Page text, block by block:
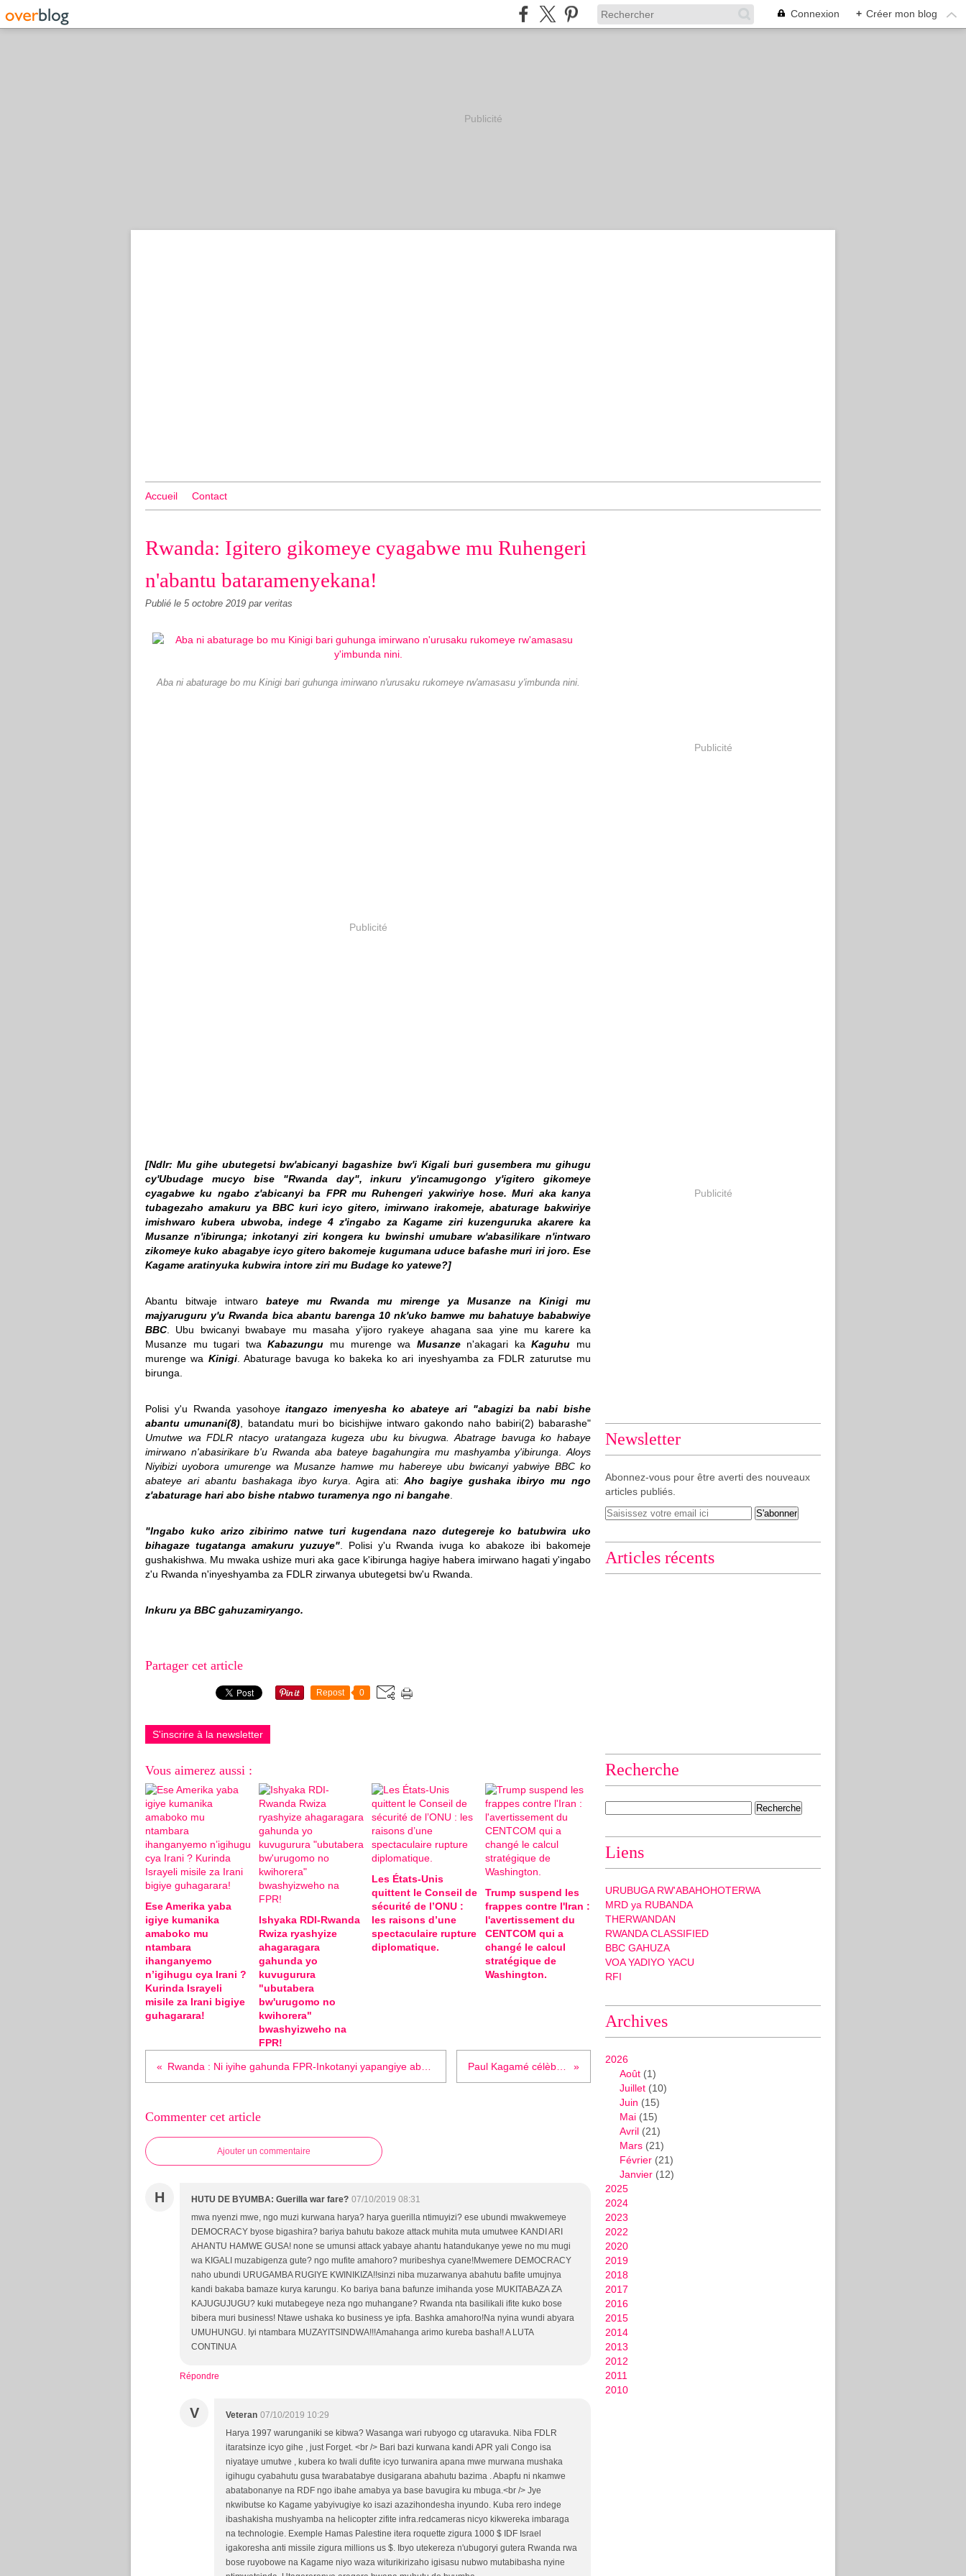
Connexion + Créer mon blog
Publicité
Accueil Contact
Rwanda: Igitero gikomeye cyagabwe mu Ruhengeri
n'abantu bataramenyekana!
Publié le 5 octobre 2019 par veritas
Aba ni abaturage bo mu Kinigi bari guhunga imirwano n'urusaku rukomeye rw'amasasu y'imbunda nini.
Publicité
[Ndlr: Mu gihe ubutegetsi bw'abicanyi bagashize bw'i Kigali buri gusembera mu gihugu
cy'Ubudage mucyo bise "Rwanda day", inkuru y'incamugongo y'igitero gikomeye
cyagabwe ku ngabo z'abicanyi ba FPR mu Ruhengeri yakwiriye hose. Muri aka kanya
tubagezaho amakuru ya BBC kuri icyo gitero, imirwano irakomeje, abaturage bakwiriye
imishwaro kubera ubwoba, indege 4 z'ingabo za Kagame ziri kuzenguruka akarere ka
Musanze n'ibirunga; inkotanyi ziri kongera ku bwinshi umubare w'abasilikare n'intwaro
zikomeye kuko abagabye icyo gitero bakomeje kugumana uduce bafashe muri iri joro. Ese
Kagame aratinyuka kubwira intore ziri mu Budage ko yatewe?]
Abantu bitwaje intwaro bateye mu Rwanda mu mirenge ya Musanze na Kinigi mu
majyaruguru y'u Rwanda bica abantu barenga 10 nk'uko bamwe mu bahatuye bababwiye
BBC. Ubu bwicanyi bwabaye mu masaha y'ijoro ryakeye ahagana saa yine mu karere ka
Musanze mu tugari twaKabazungu mu murenge wa Musanze n'akagari ka Kaguhu mu
murenge wa Kinigi. Abaturage bavuga ko bakeka ko ari inyeshyamba za FDLR zaturutse mu
birunga.
Polisi y'u Rwanda yasohoyeitangazo imenyesha ko abateye ari "abagizi ba nabi bishe
abantu umunani(8) , batandatu muri bo bicishijwe intwaro gakondo naho babiri(2) babarashe"
Umutwe wa FDLR ntacyo uratangaza kugeza ubu ku bivugwa. Abatrage bavuga ko habaye
imirwano n'abasirikare b'u Rwanda aba bateye bagahungira mu mashyamba y'ibirunga .Aloys
Niyibizi uyobora umurenge wa Musanze hamwe mu habereye ubu bwicanyi yabwiye BBC ko
abateye ari abantu bashakaga ibyo kurya . Agira ati: Aho bagiye gushaka ibiryo mu ngo
z'abaturage hari abo bishe ntabwo turamenya ngo ni bangahe
"Ingabo kuko arizo zibirimo natwe turi kugendana nazo dutegereje ko batubwira uko
bihagaze tugatanga amakuru yuzuye". Polisi y'u Rwanda ivuga ko abakoze ibi bakomeje
gushakishwa. Mu mwaka ushize muri aka gace k'ibirunga hagiye habera imirwano hagati y'ingabo
z'u Rwanda n'inyeshyamba za FDLR zirwanya ubutegetsi bw'u Rwanda.
Inkuru ya BBC gahuzamiryango.
Partager cet article
Repost 0
S'inscrire à la newsletter
Vous aimerez aussi :
Ese Amerika yaba
igiye kumanika
amaboko mu
ntambara
ihanganyemo
n’igihugu cya Irani ?
Kurinda Israyeli
misile za Irani bigiye
guhagarara!
Ishyaka RDI-Rwanda
Rwiza ryashyize
ahagaragara
gahunda yo
kuvugurura
"ubutabera
bw'urugomo no
kwihorera"
bwashyizweho na
FPR!
Les États-Unis
quittent le Conseil de
sécurité de l’ONU :
les raisons d’une
spectaculaire rupture
diplomatique.
Trump suspend les
frappes contre l'Iran :
l'avertissement du
CENTCOM qui a
changé le calcul
stratégique de
Washington.
Paul Kagamé célèbre le "Rwanda-Day" à Bonn
Commenter cet article
Ajouter un commentaire
H HUTU DE BYUMBA: Guerilla war fare? 07/10/2019 08:31
mwa nyenzi mwe, ngo muzi kurwana harya? harya guerilla ntimuyizi? ese ubundi mwakwemeye
DEMOCRACY byose bigashira? bariya bahutu bakoze attack muhita muta umutwee KANDI ARI
AHANTU HAMWE GUSA! none se umunsi attack yabaye ahantu hatandukanye yewe no mu mugi
wa KIGALI muzabigenza gute? ngo mufite amahoro? muribeshya cyane!Mwemere DEMOCRACY
naho ubundi URUGAMBA RUGIYE KWINIKIZA!!sinzi niba muzarwanya abahutu bafite umujnya
kandi bakaba bamaze kurya karungu. Ko bariya bana bafunze imihanda yose MUKITABAZA ZA
KAJUGUJUGU? kuki mutabegeye neza ngo muhangane? Rwanda nta basilikali ifite kuko bose
bibera muri business! Ntawe ushaka ko business ye ipfa. Bashka amahoro!Na nyina wundi abyara
UMUHUNGU. Iyi ntambara MUZAYITSINDWA!!!Amahanga arimo kureba basha!! A LUTA
CONTINUA
Répondre
V Veteran 07/10/2019 10:29
Harya 1997 warunganiki se kibwa? Wasanga wari rubyogo cg utaravuka. Niba FDLR
itaratsinze icyo gihe , just Forget. <br /> Bari bazi kurwana kandi APR yali Congo isa
niyataye umutwe , kubera ko twali dufite icyo turwanira apana mwe murwana mushaka
igihugu cyabahutu gusa twarabatabye dusigarana abahutu bazima . Abapfu ni nkamwe
abatabonanye na RDF ngo ibahe amabya ya base bavugira ku mbuga.<br /> Jye
nkwibutse ko Kagame yabyivugiye ko isazi azazihondesha inyundo. Kuba rero indege
ibashakisha mushyamba na helicopter zifite infra.redcameras nicyo kikwereka imbaraga
na technologie. Exemple Hamas Palestine itera roquette zigura 1000 $ IDF Israel
igakoresha anti missile zigura millions us $. Ibyo utekereza n'ubugoryi gutera Rwanda rwa
bose ruyobowe na Kagame niyo waza witurikirizaho igisasu nubwo mutabibasha nyine
Publicité
Publicité
Newsletter
Abonnez-vous pour être averti des nouveaux
articles publiés.
Articles récents
Recherche
Liens
URUBUGA RW'ABAHOHOTERWA
MRD ya RUBANDA
THERWANDAN
RWANDA CLASSIFIED
BBC GAHUZA
VOA YADIYO YACU
RFI
Archives
2026
Août (1)
Juillet (10)
Juin (15)
Mai (15)
Avril (21)
Mars (21)
Février (21)
Janvier (12)
2025
2024
2023
2022
2020
2019
2018
2017
2016
2015
2014
2013
2012
2011
2010